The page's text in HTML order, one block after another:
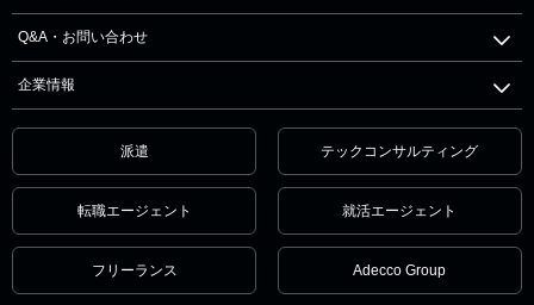
Q&A・お問い合わせ
企業情報
派遣 テックコンサルティング
転職エージェント 就活エージェント
フリーランス Adecco Group